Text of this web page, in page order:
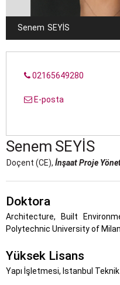
Senem SEYIS
02165649280
E-posta
Senem SEYIS
Doçent (CE), İnşaat Proje
Doktora
Architecture, Built
Polytechnic University of
Yüksek Lisans
Yapı İşletmesi, Istanbul